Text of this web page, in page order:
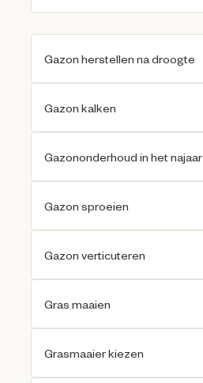
Gazon herstellen na droogte
Gazon kalken
Gazononderhoud in het najaar
Gazon sproeien
Gazon verticuteren
Gras maaien
Grasmaaier kiezen